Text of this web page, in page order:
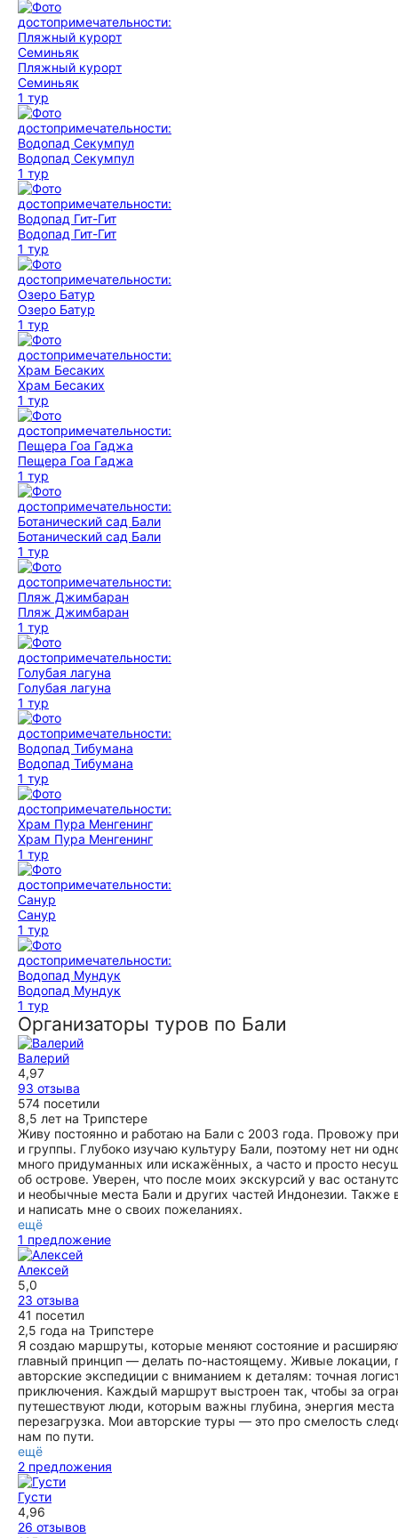
Пляжный курорт
Семиньяк
1 тур
Водопад Секумпул
1 тур
Водопад Гит-Гит
1 тур
Озеро Батур
1 тур
Храм Бесаких
1 тур
Пещера Гоа Гаджа
1 тур
Ботанический сад Бали
1 тур
Пляж Джимбаран
1 тур
Голубая лагуна
1 тур
Водопад Тибумана
1 тур
Храм Пура Менгенинг
1 тур
Санур
1 тур
Водопад Мундук
1 тур
Организаторы туров по Бали
Валерий
4,97
93 отзыва
574 посетили
8,5 лет на Трипстере
Живу постоянно и работаю на Бали с 2003 года. Провожу
и группы. Глубоко изучаю культуру Бали, поэтому нет ни
много придуманных или искажённых, а часто и просто
об острове. Уверен, что после моих экскурсий у вас
и необычные места Бали и других частей Индонезии.
и написать мне о своих пожеланиях.
ещё
1 предложение
Алексей
5,0
23 отзыва
41 посетил
2,5 года на Трипстере
Я создаю маршруты, которые меняют состояние и
главный принцип — делать по-настоящему. Живые
авторские экспедиции с вниманием к деталям: точная
приключения. Каждый маршрут выстроен так, чтобы за
путешествуют люди, которым важны глубина, энергия
перезагрузка. Мои авторские туры — это про смелость
нам по пути.
ещё
2 предложения
Густи
4,96
26 отзывов